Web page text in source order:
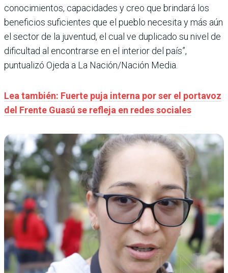
conocimientos, capacidades y creo que brindará los
beneficios suficientes que el pueblo necesita y más aún
el sector de la juventud, el cual ve duplicado su nivel de
dificultad al encontrarse en el interior del país”,
puntualizó Ojeda a La Nación/Nación Media.
Lea también: Fuerte puja interna por ser el portavoz
del Frente Guasú se refleja en redes sociales